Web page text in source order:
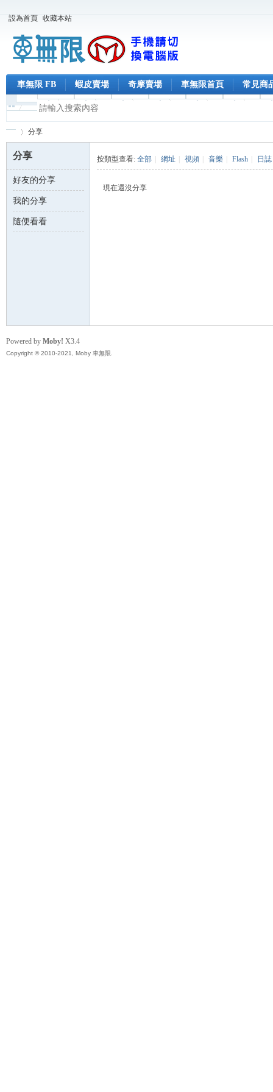
設為首頁 收藏本站
車無限 FB 蝦皮賣場 奇摩賣場 車無限首頁 常見商
車 ›
分享
分享
好友的分享
我的分享
隨便看看
按類型查看: 全部 網址 視頻 音樂 Flash 日誌
現在還沒分享
Powered by Moby! X3.4
Copyright © 2010-2021, Moby 車無限.